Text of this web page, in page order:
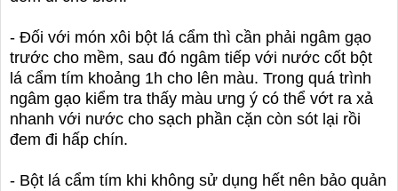
- Đối với món xôi bột lá cẩm thì cần phải ngâm gạo
trước cho mềm, sau đó ngâm tiếp với nước cốt bột
lá cẩm tím khoảng 1h cho lên màu. Trong quá trình
ngâm gạo kiểm tra thấy màu ưng ý có thể vớt ra xả
nhanh với nước cho sạch phần cặn còn sót lại rồi
đem đi hấp chín.
- Bột lá cẩm tím khi không sử dụng hết nên bảo quản